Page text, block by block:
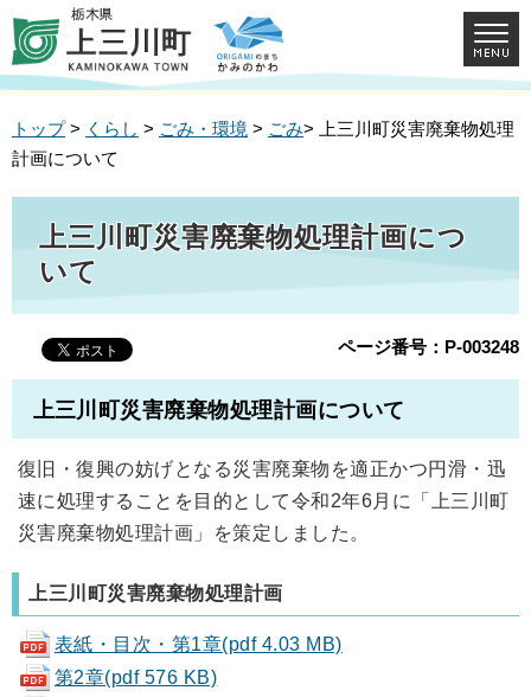
トップ> くらし > ごみ・環境 > ごみ> 上三川町災害廃棄物処理
計画について
上三川町災害廃棄物処理計画につ
いて
ページ番号：P-003248
上三川町災害廃棄物処理計画について
復旧・復興の妨げとなる災害廃棄物を適正かつ円滑・迅
速に処理することを目的として令和2年6月に「上三川町
災害廃棄物処理計画」を策定しました。
上三川町災害廃棄物処理計画
表紙・目次・第1章(pdf 4.03 MB)
第2章(pdf 576 KB)